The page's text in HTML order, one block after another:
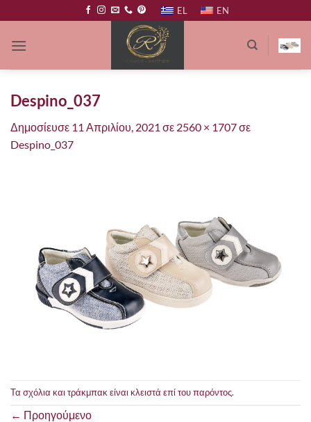
στο
περιεχόμενο
EL EN
Despino_037
Δημοσίευσε 11 Απριλίου, 2021 σε 2560 × 1707σε
Despino_037
Τα σχόλια και τράκμπακ είναι κλειστά επί του παρόντος.
← Προηγούμενο